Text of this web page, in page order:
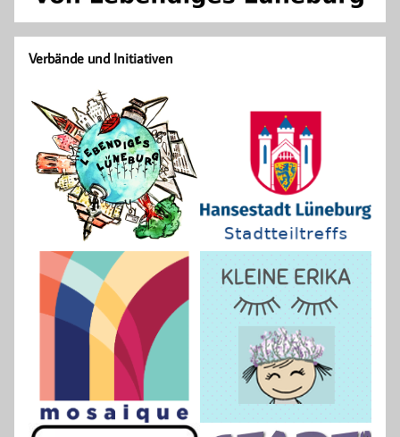
Verbände und Initiativen